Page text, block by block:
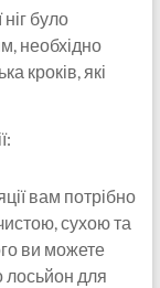
було
необхідно
кроків, які
вам потрібно
сухою та
ви можете
лосьйон для